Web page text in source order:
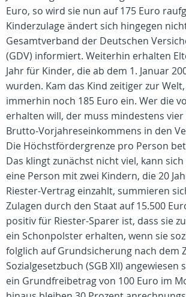
Euro, so wird sie nun auf 175 Euro
Kinderzulage ändert sich hingegen
Gesamtverband der Deutschen
(GDV) informiert. Weiterhin erhalten
Jahr für Kinder, die ab dem 1. Januar
wurden. Kam das Kind zeitiger zur
immerhin noch 185 Euro ein. Wer die
erhalten will, der muss mindestens vier
Brutto-Vorjahreseinkommens in den
Die Höchstfördergrenze pro Person
Das klingt zunächst nicht viel, kann
eine Person mit zwei Kindern, die 20
Riester-Vertrag einzahlt, summieren
Zulagen durch den Staat auf 15.500
positiv für Riester-Sparer ist, dass sie
ein Schonpolster erhalten, wenn sie
folglich auf Grundsicherung nach dem
Sozialgesetzbuch (SGB XII) angewiesen
ein Grundfreibetrag von 100 Euro im